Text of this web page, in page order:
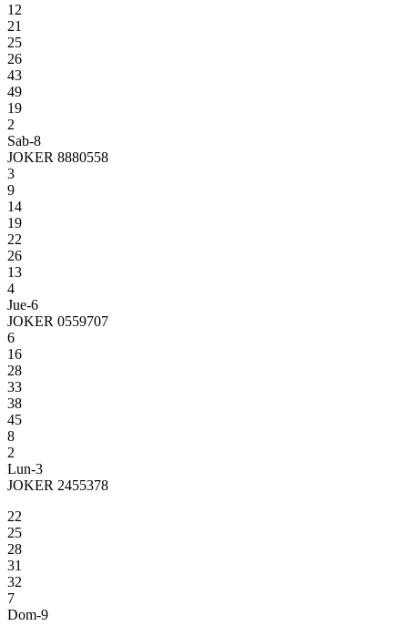
12
21
25
26
43
49
19
2
Sab-8
JOKER 8880558
3
9
14
19
22
26
13
4
Jue-6
JOKER 0559707
6
16
28
33
38
45
8
2
Lun-3
JOKER 2455378
22
25
28
31
32
7
Dom-9